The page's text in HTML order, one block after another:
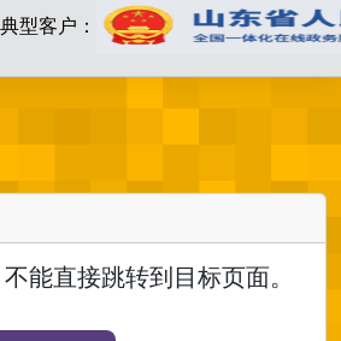
典型客户：
能直接跳转到目标页面。